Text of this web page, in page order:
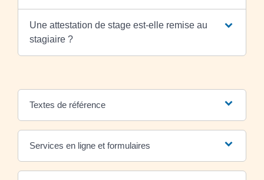
Une attestation de stage est-elle remise au
stagiaire ?
Textes de référence
Services en ligne et formulaires